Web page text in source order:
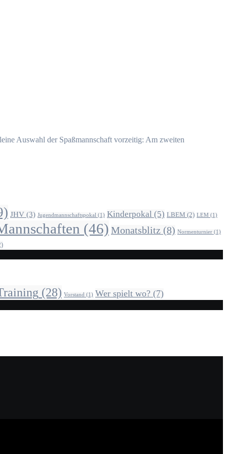
Auswahl der Spaßmannschaft vorzeitig: Am zweiten
JHV (3) Jugendmannschaftspokal (1) Kinderpokal (5) LBEM (2) LEM (1)
(46) Monatsblitz (8) Normenturnier (1)
(28) Vorstand (1) Wer spielt wo? (7)